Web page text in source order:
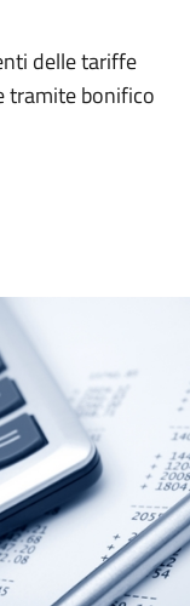
delle tariffe
tramite bonifico